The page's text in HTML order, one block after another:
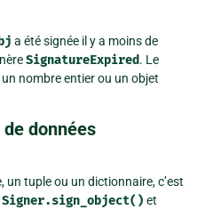
a été signée il y a moins de
SignatureExpired. Le
nombre entier ou un objet
données
tuple ou un dictionnaire, c’est
Signer.sign_object() et